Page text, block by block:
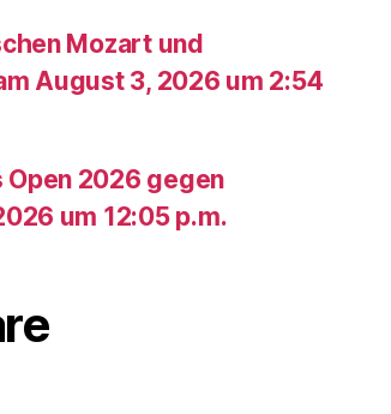
Mozart und
August 3, 2026 um 2:54
Open 2026 gegen
um 12:05 p.m.